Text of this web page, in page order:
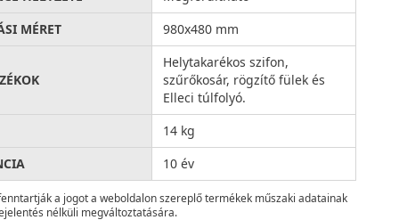
MÉRET
980x480 mm
Helytakarékos szifon,
szűrőkosár, rögzítő fülek és
Elleci túlfolyó.
14 kg
10 év
a jogot a weboldalon szereplő termékek műszaki adatainak
nélküli megváltoztatására.